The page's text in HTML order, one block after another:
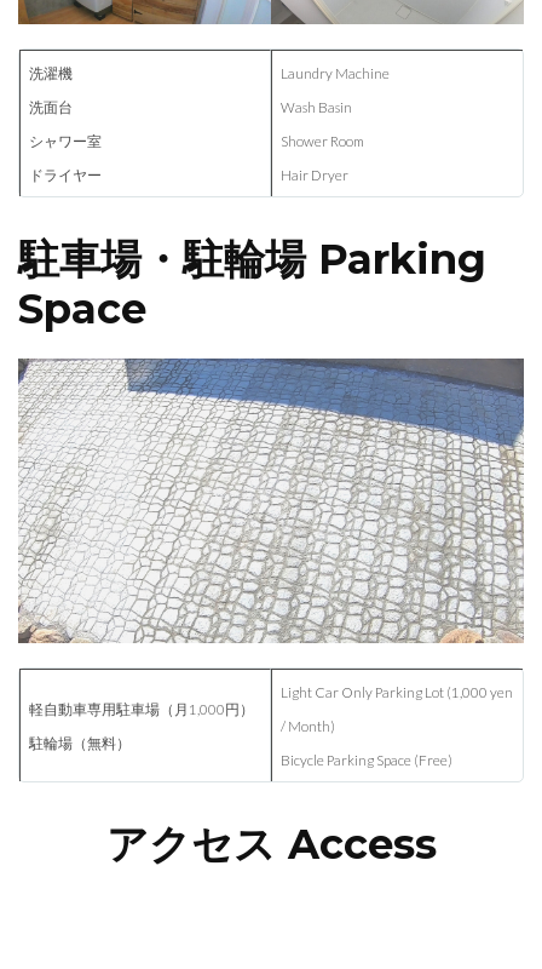
洗濯機
洗面台
シャワー室
ドライヤー
Laundry Machine
Wash Basin
Shower Room
Hair Dryer
駐車場・駐輪場 Parking
Space
軽自動車専用駐車場（月1,000円）
駐輪場（無料）
Light Car Only Parking Lot (1,000 yen
/ Month)
Bicycle Parking Space (Free)
アクセス Access